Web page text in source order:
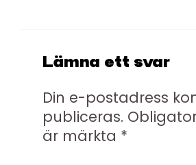
Lämna ett svar
Din e-postadress
publiceras.
är märkta *